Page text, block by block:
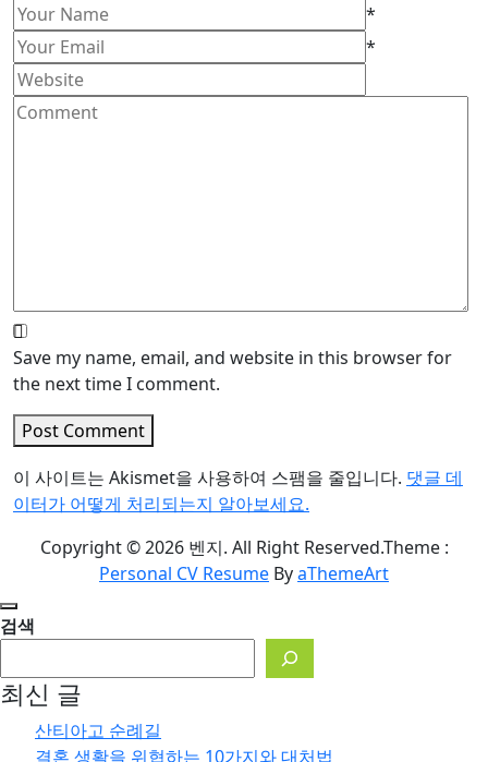
*
*
Save my name, email, and website in this browser for
the next time I comment.
Post Comment
이 사이트는 Akismet을 사용하여 스팸을 줄입니다. 댓글 데
이터가 어떻게 처리되는지 알아보세요.
Copyright © 2026 벤지. All Right Reserved.Theme :
Personal CV Resume ByaThemeArt
검색
최신 글
산티아고 순례길
결혼 생활을 위협하는 10가지와 대처법